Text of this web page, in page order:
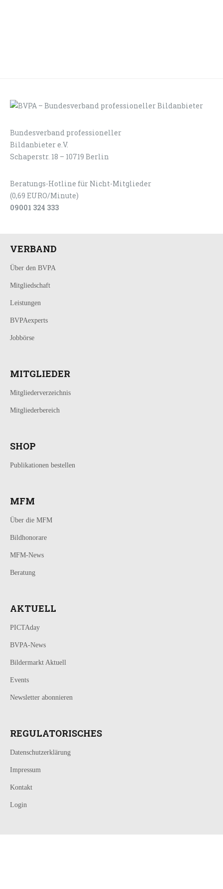
Bundesverband professioneller
Bildanbieter e.V.
Schaperstr. 18 – 10719 Berlin
Beratungs-Hotline für Nicht-Mitglieder
(0,69 EURO/Minute)
09001 324 333
VERBAND
Über den BVPA
Mitgliedschaft
Leistungen
BVPAexperts
Jobbörse
MITGLIEDER
Mitgliederverzeichnis
Mitgliederbereich
SHOP
Publikationen bestellen
MFM
Über die MFM
Bildhonorare
MFM-News
Beratung
AKTUELL
PICTAday
BVPA-News
Bildermarkt Aktuell
Events
Newsletter abonnieren
REGULATORISCHES
Datenschutzerklärung
Impressum
Kontakt
Login